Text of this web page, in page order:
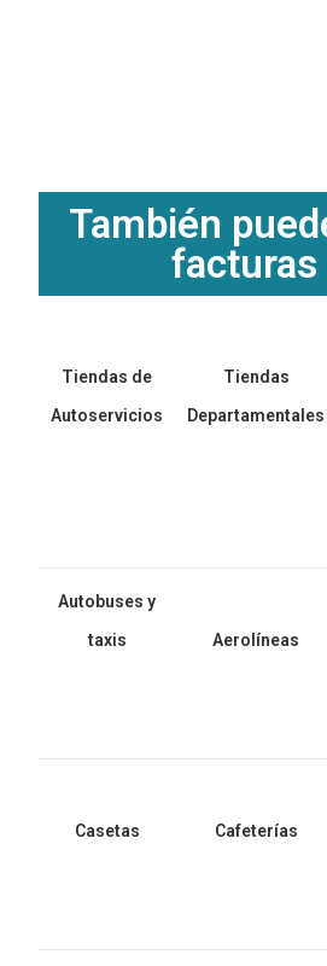
También
facturas
Tiendas de
Autoservicios
Tiendas
Departamentales
Autobuses y
taxis
Aerolíneas
Casetas Cafeterías